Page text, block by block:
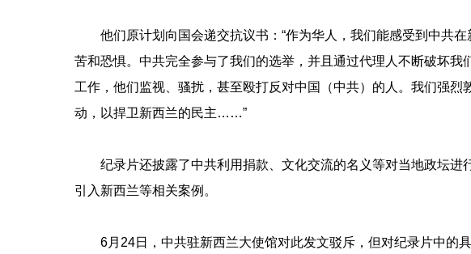
他们原计划向国会递交抗议书：“作为华人，我们能感受到中共
苦和恐惧。中共完全参与了我们的选举，并且通过代理人不断破坏我
工作，他们监视、骚扰，甚至殴打反对中国（中共）的人。我们强烈
动，以捍卫新西兰的民主……”
纪录片还披露了中共利用捐款、文化交流的名义等对当地政坛进
引入新西兰等相关案例。
6月24日，中共驻新西兰大使馆对此发文驳斥，但对纪录片中的